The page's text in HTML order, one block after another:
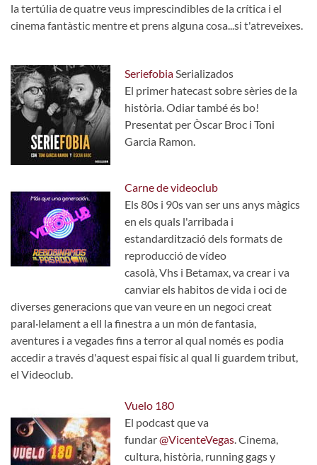
la tertúlia de quatre veus imprescindibles de la crítica i el
cinema fantàstic mentre et prens alguna cosa...si t'atreveixes.
Seriefobia Serializados
El primer hatecast sobre sèries de la
història. Odiar també és bo!
Presentat per Òscar Broc i Toni
Garcia Ramon.
Carne de videoclub
Els 80s i 90s van ser uns anys màgics
en els quals l'arribada i
estandardització dels formats de
reproducció de vídeo
casolà, Vhs i Betamax, va crear i va
canviar els habitos de vida i oci de
diverses generacions que van veure en un negoci creat
paral·lelament a ell la finestra a un món de fantasia,
aventures i a vegades fins a terror al qual només es podia
accedir a través d'aquest espai físic al qual li guardem tribut,
el Videoclub.
Vuelo 180
El podcast que va
fundar@VicenteVegas . Cinema,
cultura, història, running gags y